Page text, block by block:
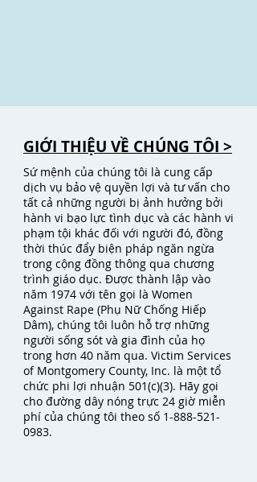
GIỚI THIỆU VỀ CHÚNG TÔI >
Sứ mệnh của chúng tôi là cung cấp
dịch vụ bảo vệ quyền lợi và tư vấn cho
tất cả những người bị ảnh hưởng bởi
hành vi bạo lực tình dục và các hành vi
phạm tội khác đối với người đó, đồng
thời thúc đẩy biện pháp ngăn ngừa
trong cộng đồng thông qua chương
trình giáo dục. Được thành lập vào
năm 1974 với tên gọi là Women
Against Rape (Phụ Nữ Chống Hiếp
Dâm), chúng tôi luôn hỗ trợ những
người sống sót và gia đình của họ
trong hơn 40 năm qua. Victim Services
of Montgomery County, Inc. là một tổ
chức phi lợi nhuận 501(c)(3). Hãy gọi
cho đường dây nóng trực 24 giờ miễn
phí của chúng tôi theo số 1-888-521-
0983.